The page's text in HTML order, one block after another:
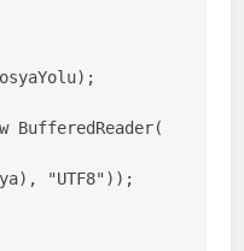
BufferedReader(
"UTF8"));